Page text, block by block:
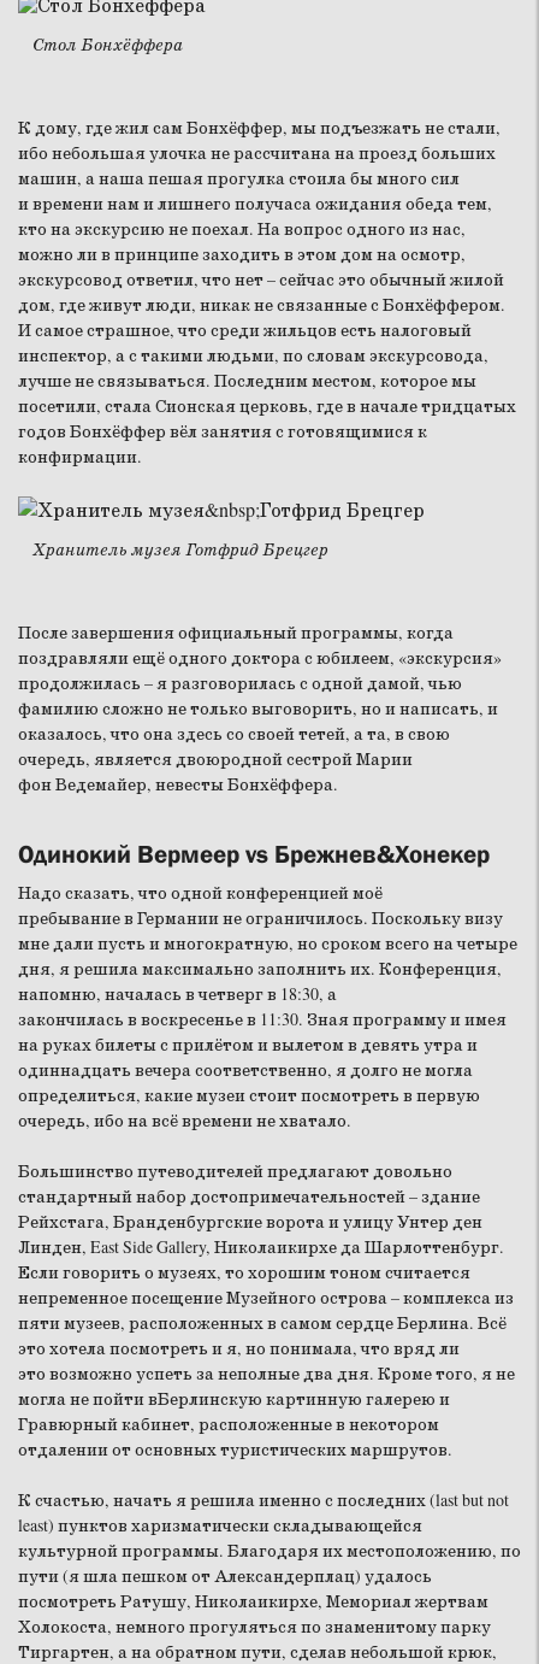
Стол Бонхёффера
К дому, где жил сам Бонхёффер, мы подъезжать не стали,
ибо небольшая улочка не рассчитана на проезд больших
машин, а наша пешая прогулка стоила бы много сил
и времени нам и лишнего получаса ожидания обеда тем,
кто на экскурсию не поехал. На вопрос одного из нас,
можно ли в принципе заходить в этом дом на осмотр,
экскурсовод ответил, что нет – сейчас это обычный жилой
дом, где живут люди, никак не связанные с Бонхёффером.
И самое страшное, что среди жильцов есть налоговый
инспектор, а с такими людьми, по словам экскурсовода,
лучше не связываться. Последним местом, которое мы
посетили, стала Сионская церковь, где в начале тридцатых
годов Бонхёффер вёл занятия с готовящимися к
конфирмации.
Хранитель музея Готфрид Брецгер
После завершения официальный программы, когда
поздравляли ещё одного доктора с юбилеем, «экскурсия»
продолжилась – я разговорилась с одной дамой, чью
фамилию сложно не только выговорить, но и написать, и
оказалось, что она здесь со своей тетей, а та, в свою
очередь, является двоюродной сестрой Марии
фон Ведемайер, невесты Бонхёффера.
Одинокий Вермеер vs Брежнев&Хонекер
Надо сказать, что одной конференцией моё
пребывание в Германии не ограничилось. Поскольку визу
мне дали пусть и многократную, но сроком всего на четыре
дня, я решила максимально заполнить их. Конференция,
напомню, началась в четверг в 18:30, а
закончилась в воскресенье в 11:30. Зная программу и имея
на руках билеты с прилётом и вылетом в девять утра и
одиннадцать вечера соответственно, я долго не могла
определиться, какие музеи стоит посмотреть в первую
очередь, ибо на всё времени не хватало.
Большинство путеводителей предлагают довольно
стандартный набор достопримечательностей – здание
Рейхстага, Бранденбургские ворота и улицу Унтер ден
Линден, East Side Gallery, Николаикирхе да Шарлоттенбург.
Если говорить о музеях, то хорошим тоном считается
непременное посещение Музейного острова – комплекса из
пяти музеев, расположенных в самом сердце Берлина. Всё
это хотела посмотреть и я, но понимала, что вряд ли
это возможно успеть за неполные два дня. Кроме того, я не
могла не пойти вБерлинскую картинную галерею и
Гравюрный кабинет, расположенные в некотором
отдалении от основных туристических маршрутов.
К счастью, начать я решила именно с последних (last but not
least) пунктов харизматически складывающейся
культурной программы. Благодаря их местоположению, по
пути (я шла пешком от Александерплац) удалось
посмотреть Ратушу, Николаикирхе, Мемориал жертвам
Холокоста, немного прогуляться по знаменитому парку
Тиргартен, а на обратном пути, сделав небольшой крюк,